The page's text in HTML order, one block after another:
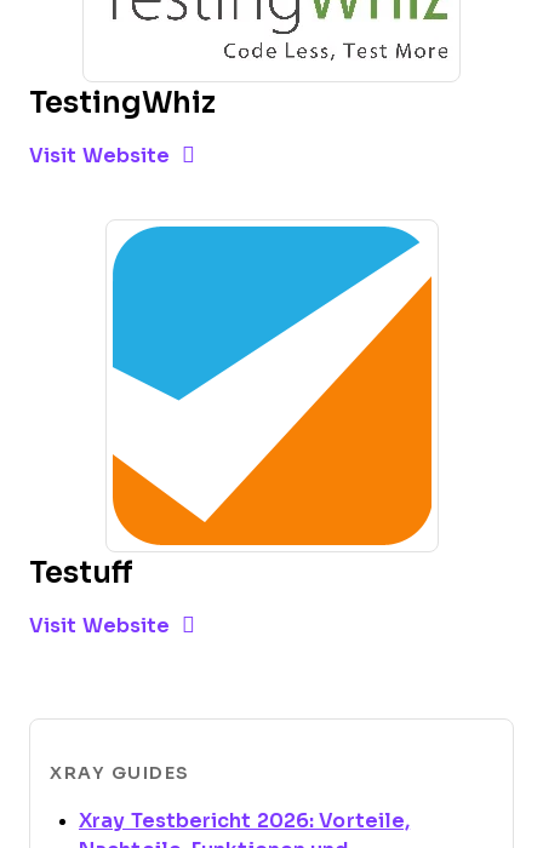
TestingWhiz
Visit Website Opens New Window
Testuff
Visit Website Opens New Window
XRAY GUIDES
Xray Testbericht 2026: Vorteile,